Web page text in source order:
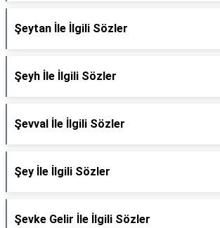
Şeytan İle İlgili Sözler
Şeyh İle İlgili Sözler
Şevval İle İlgili Sözler
Şey İle İlgili Sözler
Şevke Gelir İle İlgili Sözler